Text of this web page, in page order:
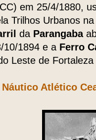
em 25/4/1880,
Trilhos Urbanos
da Parangaba
10/1894 e a Ferro
Leste de
Náutico Atlético